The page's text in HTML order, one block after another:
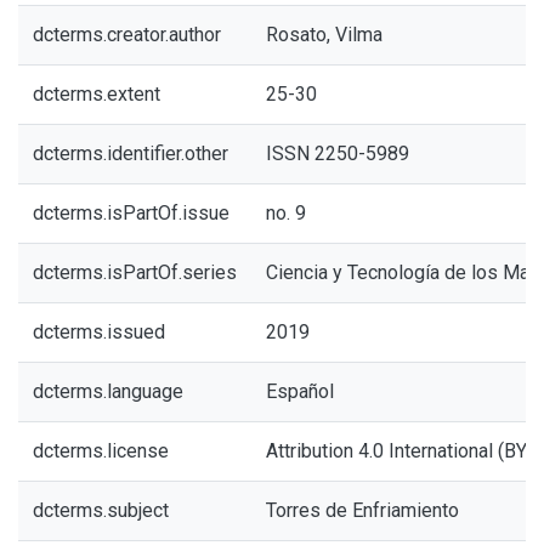
dcterms.creator.author Rosato, Vilma
dcterms.extent 25-30
dcterms.identifier.other ISSN 2250-5989
dcterms.isPartOf.issue no. 9
dcterms.isPartOf.series Ciencia y Tecnología de los
dcterms.issued 2019
dcterms.language Español
dcterms.license Attribution 4.0 International (BY
dcterms.subject Torres de Enfriamiento